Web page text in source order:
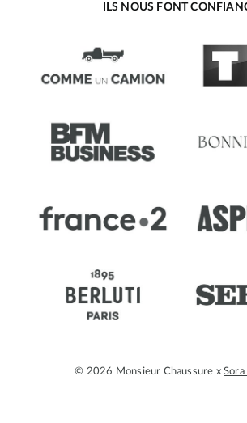
ILS NOUS FONT
© 2026 Monsieur Chaussure x